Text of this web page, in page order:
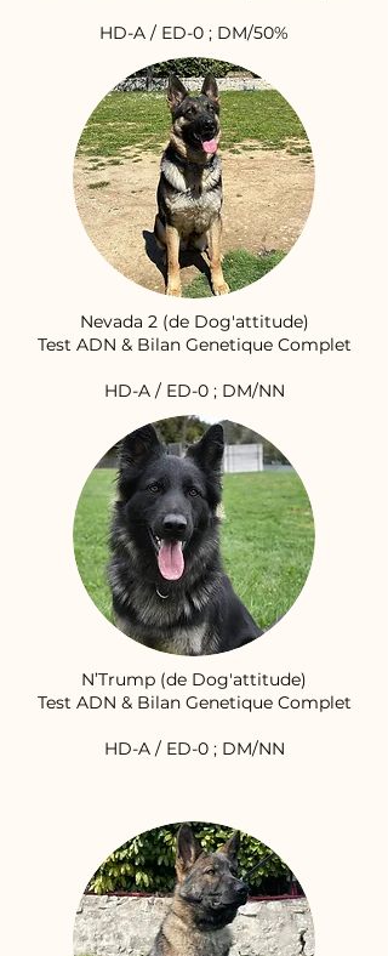
HD-A / ED-0 ; DM/50%
Nevada 2 (de Dog'attitude)
Test ADN & Bilan Genetique Complet
HD-A / ED-0 ; DM/NN
N’Trump (de Dog'attitude)
Test ADN & Bilan Genetique Complet
HD-A / ED-0 ; DM/NN